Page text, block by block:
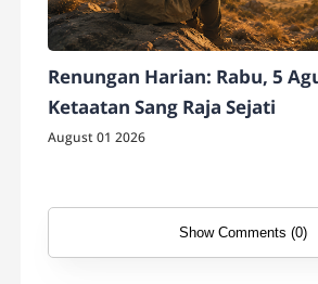
Renungan Harian: Rabu, 5
Ketaatan Sang Raja Sejati
August 01 2026
Show Comments (0)